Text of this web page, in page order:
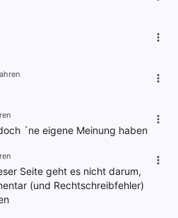
´ne eigene Meinung haben
Seite geht es nicht darum,
(und Rechtschreibfehler)